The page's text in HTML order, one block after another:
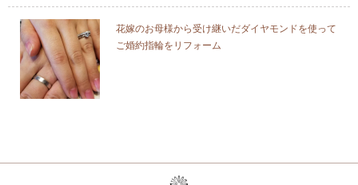
花嫁のお母様から受け継いだダイヤモンドを使って
ご婚約指輪をリフォーム